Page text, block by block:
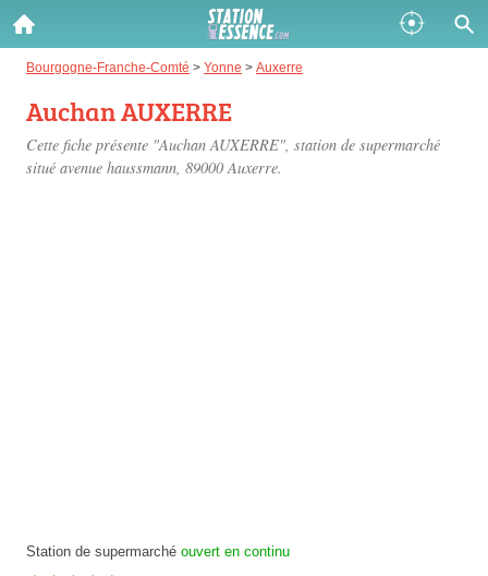
Bourgogne-Franche-Comté > Yonne > Auxerre
Auchan AUXERRE
Cette fiche présente "Auchan AUXERRE", station de supermarché
situé avenue haussmann, 89000 Auxerre.
Station de supermarché ouvert en continu
Gazole :
Disponible
SP 98 :